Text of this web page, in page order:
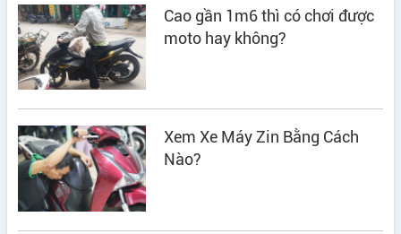
Cao gần 1m6 thì có chơi được
moto hay không?
Xem Xe Máy Zin Bằng Cách
Nào?